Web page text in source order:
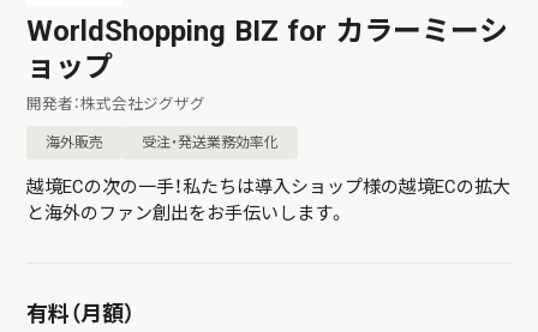
WorldShopping BIZ for カラーミーシ
ョップ
開発者：株式会社ジグザグ
海外販売 受注・発送業務効率化
越境ECの次の一手！私たちは導入ショップ様の越境ECの拡大
と海外のファン創出をお手伝いします。
有料（月額）